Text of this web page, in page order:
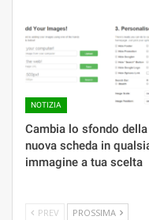
NOTIZIA
Cambia lo sfondo della
nuova scheda in
immagine a tua scelta
PREV PROSSIMA